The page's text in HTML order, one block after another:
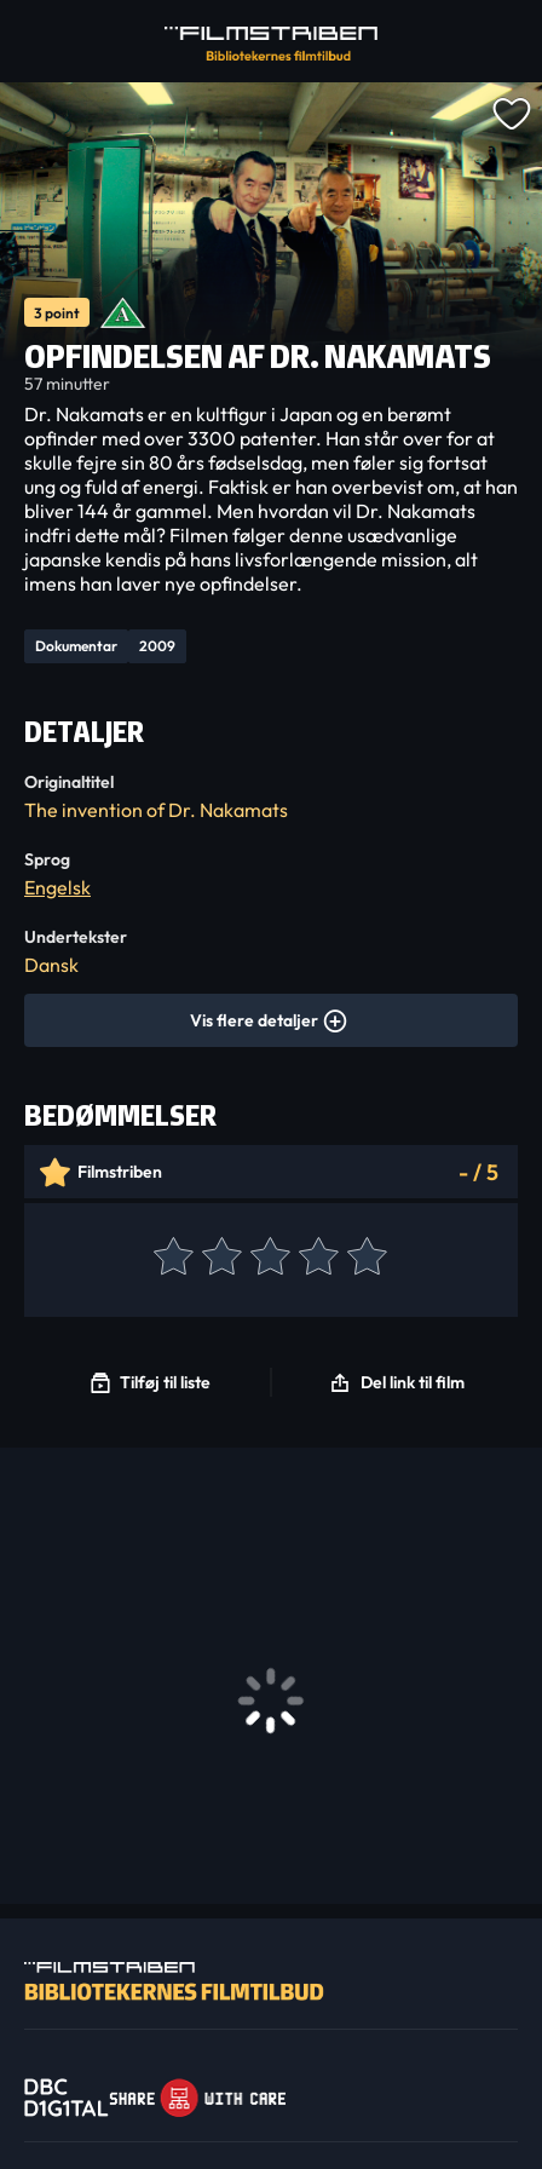
3 point
OPFINDELSEN AF DR. NAKAMATS
57 minutter
Dokumentar 2009
Dr. Nakamats er en kultfigur i Japan og en berømt
opfinder med over 3300 patenter. Han står over for at
skulle fejre sin 80 års fødselsdag, men føler sig fortsat
ung og fuld af energi. Faktisk er han overbevist om, at han
bliver 144 år gammel. Men hvordan vil Dr. Nakamats
indfri dette mål? Filmen følger denne usædvanlige
japanske kendis på hans livsforlængende mission, alt
imens han laver nye opfindelser.
DETALJER
Originaltitel
The invention of Dr. Nakamats
Sprog
Engelsk
Undertekster
Dansk
Vis flere detaljer
BEDØMMELSER
Filmstriben -/5
Tilføj til liste Del link til film